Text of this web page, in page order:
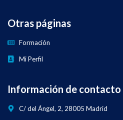
Otras páginas
Formación
Mi Perfil
Información de contacto
C/ del Ángel, 2, 28005 Madrid